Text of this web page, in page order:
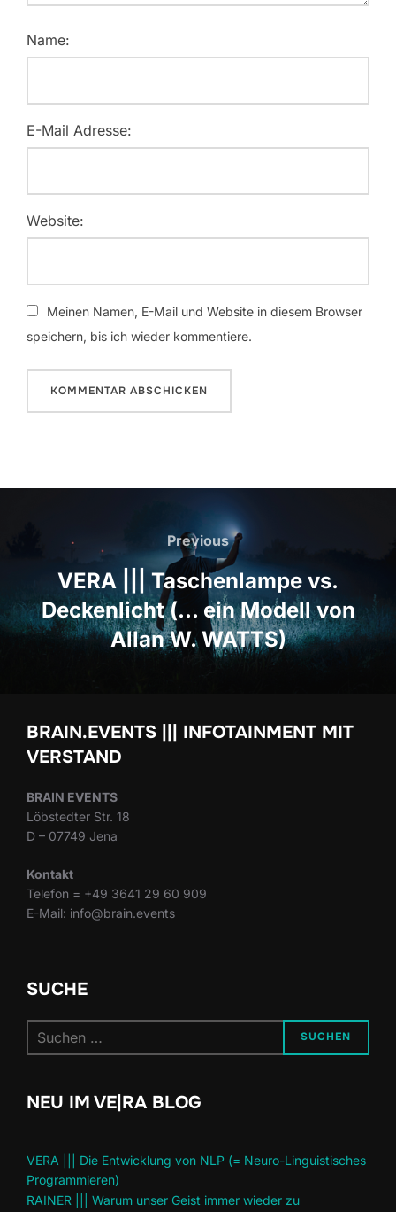
Name:
E-Mail Adresse:
Website:
Meinen Namen, E-Mail und Website in diesem Browser
speichern, bis ich wieder kommentiere.
Navigation
Previous
Previous
VERA ||| Taschenlampe vs.
Deckenlicht (… ein Modell von
Allan W. WATTS)
BRAIN.EVENTS ||| INFOTAINMENT MIT
VERSTAND
BRAIN EVENTS
Löbstedter Str. 18
D – 07749 Jena
Kontakt
Telefon = +49 3641 29 60 909
E-Mail: info@brain.events
SUCHE
nach:
SUCHEN
NEU IM VE|RA BLOG
VERA ||| Die Entwicklung von NLP (= Neuro-Linguistisches
Programmieren)
RAINER ||| Warum unser Geist immer wieder zu